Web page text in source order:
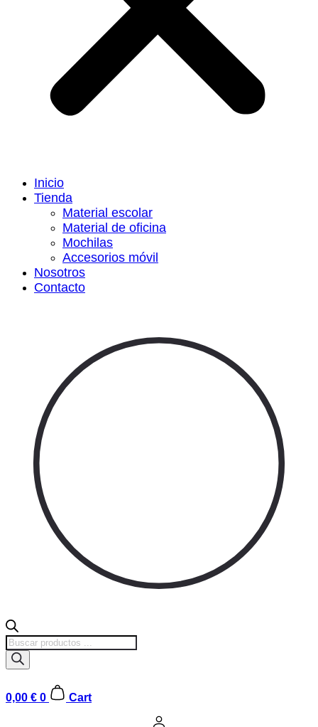
Inicio
Tienda
Material escolar
Material de oficina
Mochilas
Accesorios móvil
Nosotros
Contacto
Búsqueda
de
productos
0,00 € 0 Cart